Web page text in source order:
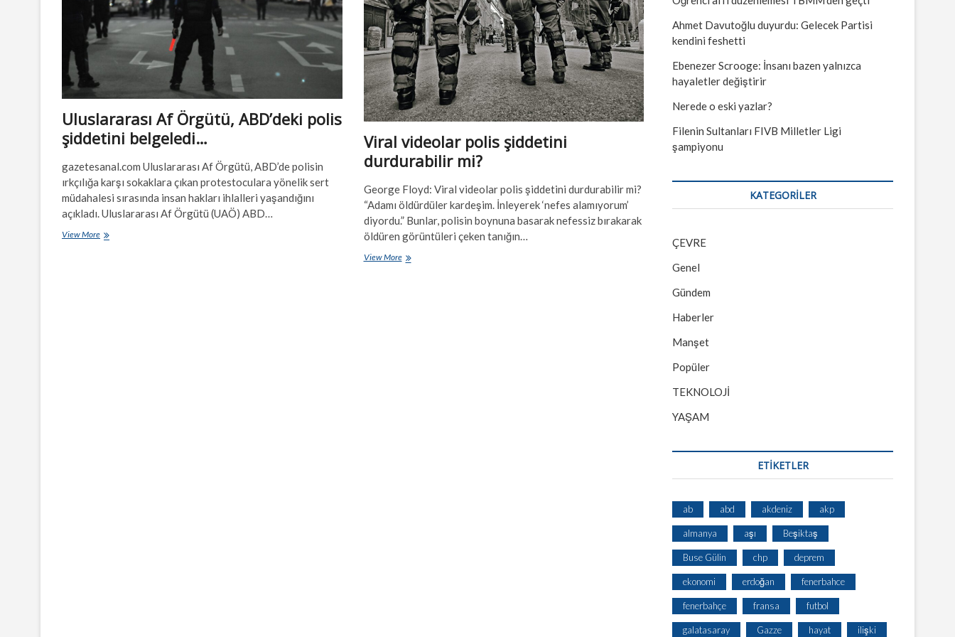
Uluslararası Af Örgütü, ABD’deki polis
şiddetini belgeledi…
gazetesanal.com Uluslararası Af Örgütü, ABD’de polisin
ırkçılığa karşı sokaklara çıkan protestoculara yönelik sert
müdahalesi sırasında insan hakları ihlalleri yaşandığını
açıkladı. Uluslararası Af Örgütü (UAÖ) ABD…
View MoreUluslararası
Viral videolar polis şiddetini
durdurabilir mi?
George Floyd: Viral videolar polis şiddetini durdurabilir mi?
“Adamı öldürdüler kardeşim. İnleyerek ‘nefes alamıyorum’
diyordu.” Bunlar, polisin boynuna basarak nefessiz bırakarak
öldüren görüntüleri çeken tanığın…
View MoreViral
Ahmet Davutoğlu duyurdu: Gelecek Partisi
kendini feshetti
Ebenezer Scrooge: İnsanı bazen yalnızca
hayaletler değiştirir
Nerede o eski yazlar?
Filenin Sultanları FIVB Milletler Ligi
şampiyonu
KATEGORILER
ÇEVRE
Genel
Gündem
Haberler
Manşet
Popüler
TEKNOLOJİ
YAŞAM
ETİKETLER
ab abd akdeniz akp
almanya aşı Beşiktaş
Buse Gülin chp deprem
ekonomi erdoğan fenerbahce
fenerbahçe fransa futbol
galatasaray Gazze hayat ilişki